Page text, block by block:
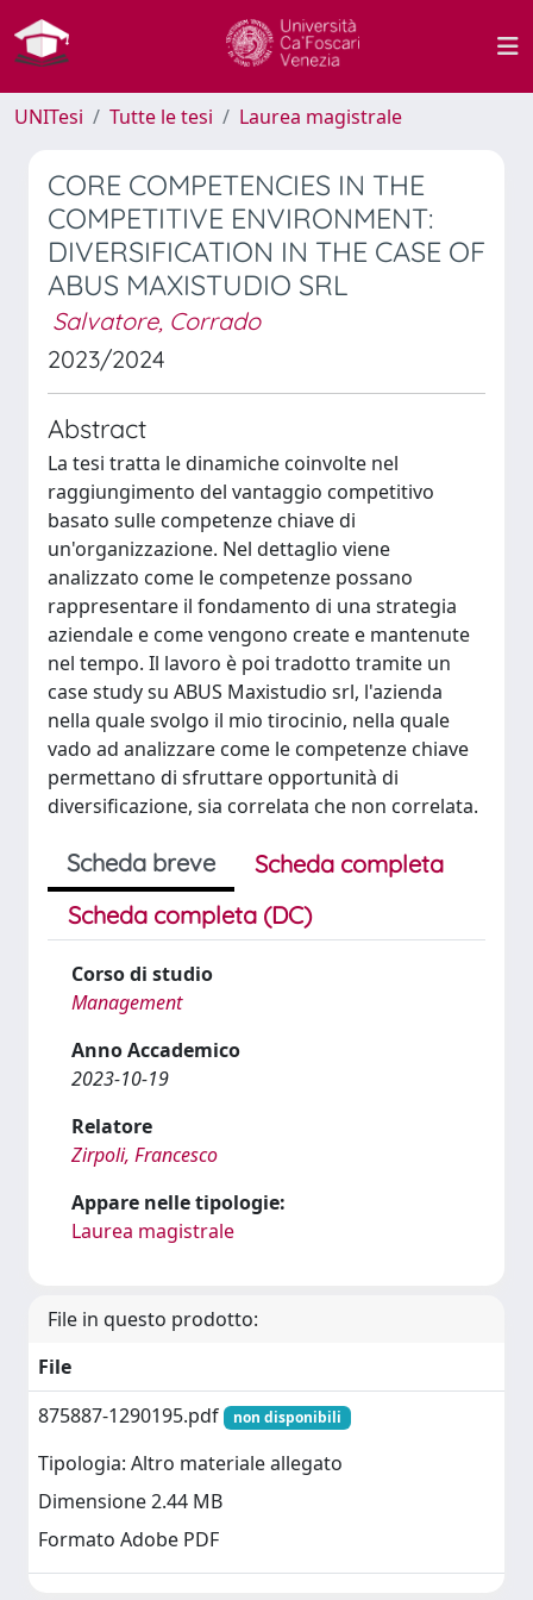
UNITesi Tutte le tesi Laurea magistrale
CORE COMPETENCIES IN THE
COMPETITIVE ENVIRONMENT:
DIVERSIFICATION IN THE CASE OF
ABUS MAXISTUDIO SRL
Salvatore, Corrado
2023/2024
Abstract
La tesi tratta le dinamiche coinvolte nel
raggiungimento del vantaggio competitivo
basato sulle competenze chiave di
un'organizzazione. Nel dettaglio viene
analizzato come le competenze possano
rappresentare il fondamento di una strategia
aziendale e come vengono create e mantenute
nel tempo. Il lavoro è poi tradotto tramite un
case study su ABUS Maxistudio srl, l'azienda
nella quale svolgo il mio tirocinio, nella quale
vado ad analizzare come le competenze chiave
permettano di sfruttare opportunità di
diversificazione, sia correlata che non correlata.
Scheda breve
Scheda completa
Scheda completa (DC)
Corso di studio
Management
Anno Accademico
2023-10-19
Relatore
Zirpoli, Francesco
Appare nelle tipologie:
Laurea magistrale
File in questo prodotto:
File
875887-1290195.pdf
non disponibili
Tipologia: Altro materiale allegato
Dimensione 2.44 MB
Formato Adobe PDF